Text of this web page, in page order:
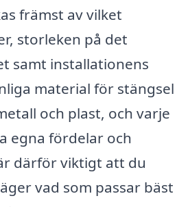
främst av vilket
storleken på det
samt installationens
material för stängsel
och plast, och varje
egna fördelar och
därför viktigt att du
vad som passar bäst